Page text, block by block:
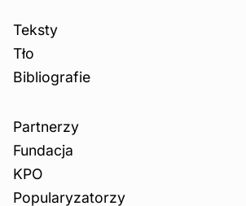
Teksty
Tło
Bibliografie
Partnerzy
Fundacja
KPO
Popularyzatorzy